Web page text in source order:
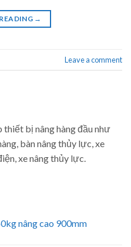
→
Leave a comment
thiết bị nâng hàng đầu như
bàn nâng thủy lực, xe
xe nâng thủy lực.
nâng cao 900mm